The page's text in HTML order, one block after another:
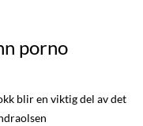
porno
blir en viktig del av det